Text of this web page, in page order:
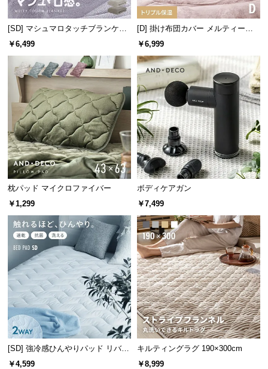
o.,
[SD] マシュマロタッチブランケッ
ト
￥6,499
[D] 掛け布団カバー メルティータ
ッチ マイクロファイバー
￥6,999
枕パッド マイクロファイバー
￥1,299
ボディケアガン
￥7,499
[SD] 強冷感ひんやりパッド リバー
シブル プレミアム 速乾 抗菌 洗え
￥4,599
キルティングラグ 190×300cm
￥8,999